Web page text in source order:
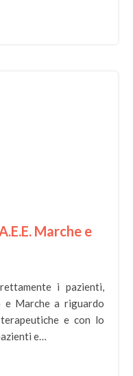
Marche e
i pazienti,
e Marche a riguardo
e con lo
e…